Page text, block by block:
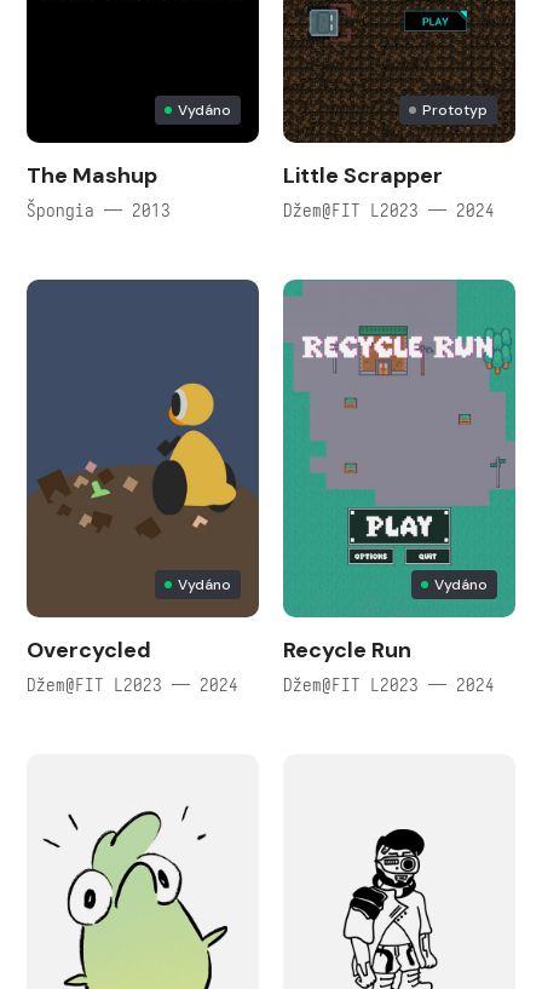
Vydáno
The Mashup
Špongia — 2013
Prototyp
Little Scrapper
Džem@FIT L2023 — 2024
Vydáno
Overcycled
Džem@FIT L2023 — 2024
Vydáno
Recycle Run
Džem@FIT L2023 — 2024